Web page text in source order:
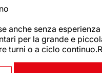
anche senza
per la grande e
turni o a ciclo